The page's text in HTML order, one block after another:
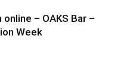
– OAKS Bar –
Week